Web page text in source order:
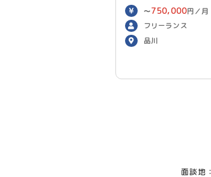
〜750,000円／月
フリーランス
品川
面談地：